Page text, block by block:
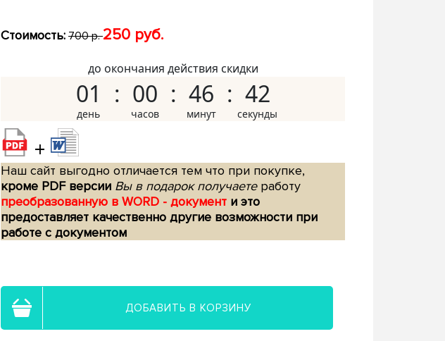
Стоимость: 700 р.250 руб.
до окончания действия скидки
01 00 46 41
+
Наш сайт выгодно отличается тем что при покупке,
кроме PDF версии Вы в подарок получаетеработу
преобразованную в WORD - документ и это
предоставляет качественно другие возможности при
работе с документом
ДОБАВИТЬ В КОРЗИНУ